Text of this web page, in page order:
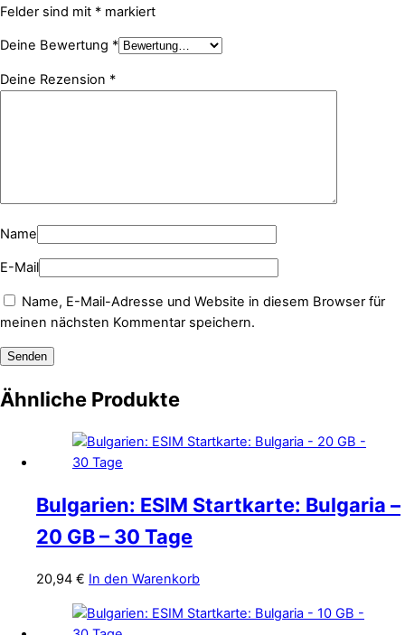
Felder sind mit * markiert
Deine Bewertung *
Deine Rezension *
Name
E-Mail
Name, E-Mail-Adresse und Website in diesem Browser für
meinen nächsten Kommentar speichern.
Ähnliche Produkte
Bulgarien: ESIM Startkarte: Bulgaria –
20 GB – 30 Tage
20,94 € In den Warenkorb